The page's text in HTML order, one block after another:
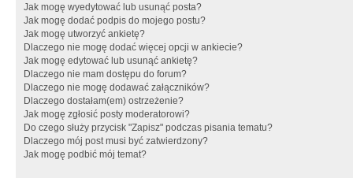
Jak mogę wyedytować lub usunąć posta?
Jak mogę dodać podpis do mojego postu?
Jak mogę utworzyć ankietę?
Dlaczego nie mogę dodać więcej opcji w ankiecie?
Jak mogę edytować lub usunąć ankietę?
Dlaczego nie mam dostępu do forum?
Dlaczego nie mogę dodawać załączników?
Dlaczego dostałam(em) ostrzeżenie?
Jak mogę zgłosić posty moderatorowi?
Do czego służy przycisk "Zapisz" podczas pisania tematu?
Dlaczego mój post musi być zatwierdzony?
Jak mogę podbić mój temat?